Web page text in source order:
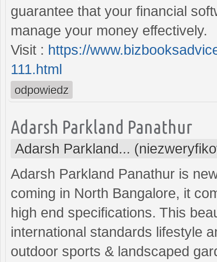
guarantee that your financial
manage your money effectively.
Visit : https://
111.html
odpowiedz
Adarsh Parkland Panathur
Adarsh Parkland...
Adarsh Parkland Panathur is
coming in North Bangalore, it
high end specifications. This
international standards lifestyle
outdoor sports & landscaped